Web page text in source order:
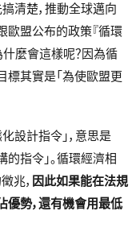
清楚，推動全球邁向
歐盟公布的政策『循環
什麼會這樣呢？因為循
標其實是「為使歐盟更
設計指令」，意思是
指令」。循環經濟相
兆， 因此如果能在法規
優勢，還有機會用最低